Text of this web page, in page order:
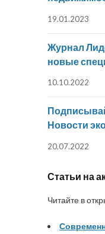
19.01.2023
Журнал
новые
10.10.2022
Новости
20.07.2022
Статьи на
Читайте в